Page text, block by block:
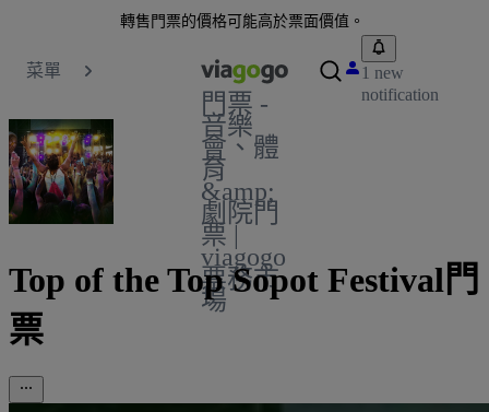
轉售門票的價格可能高於票面價值。
菜單
門票 -
音樂
會、體
育
&amp;
劇院門
票 |
viagogo
票務市
場
1 new
notification
Top of the Top Sopot Festival門
票